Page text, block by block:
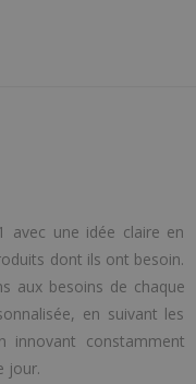
avec une idée claire en
dont ils ont besoin.
aux besoins de chaque
en suivant les
innovant constamment
jour.